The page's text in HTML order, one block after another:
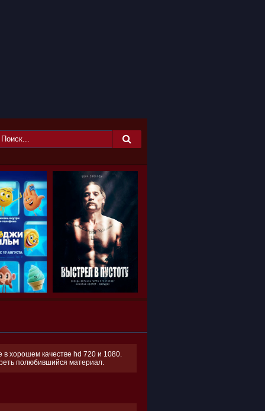
в хорошем качестве hd 720 и 1080.
полюбившийся материал.